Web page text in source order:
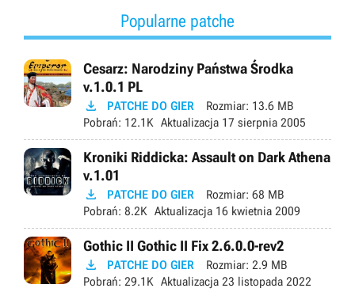
Popularne patche
Cesarz: Narodziny Państwa Środka
v.1.0.1 PL
 PATCHE DO GIER Rozmiar: 13.6 MB
Pobrań: 12.1K Aktualizacja 17 sierpnia 2005
Kroniki Riddicka: Assault on Dark Athena
v.1.01
 PATCHE DO GIER Rozmiar: 68 MB
Pobrań: 8.2K Aktualizacja 16 kwietnia 2009
Gothic II Gothic II Fix 2.6.0.0-rev2
 PATCHE DO GIER Rozmiar: 2.9 MB
Pobrań: 29.1K Aktualizacja 23 listopada 2022